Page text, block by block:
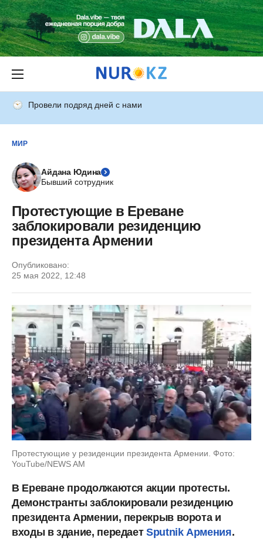
Провели подряд дней с нами
МИР
Айдана Юдина
Бывший сотрудник
Протестующие в Ереване
заблокировали резиденцию
президента Армении
Опубликовано:
25 мая 2022, 12:48
Протестующие у резиденции президента Армении. Фото:
YouTube/NEWS AM
В Ереване продолжаются акции протесты.
Демонстранты заблокировали резиденцию
президента Армении, перекрыв ворота и
входы в здание, передает Sputnik Армения.